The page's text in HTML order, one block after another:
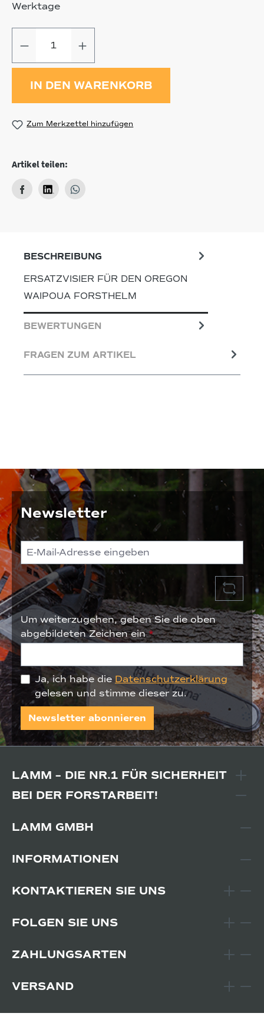
Werktage
IN DEN WARENKORB
Zum Merkzettel hinzufügen
Artikel teilen:
BESCHREIBUNG
ERSATZVISIER FÜR DEN OREGON
WAIPOUA FORSTHELM
BEWERTUNGEN
FRAGEN ZUM ARTIKEL
Newsletter
Um weiterzugehen, geben Sie die oben
abgebildeten Zeichen ein*
Ja, ich habe die Datenschutzerklärung
gelesen und stimme dieser zu.
Newsletter abonnieren
LAMM – DIE NR.1 FÜR SICHERHEIT
BEI DER FORSTARBEIT!
LAMM GMBH
INFORMATIONEN
KONTAKTIEREN SIE UNS
FOLGEN SIE UNS
ZAHLUNGSARTEN
VERSAND